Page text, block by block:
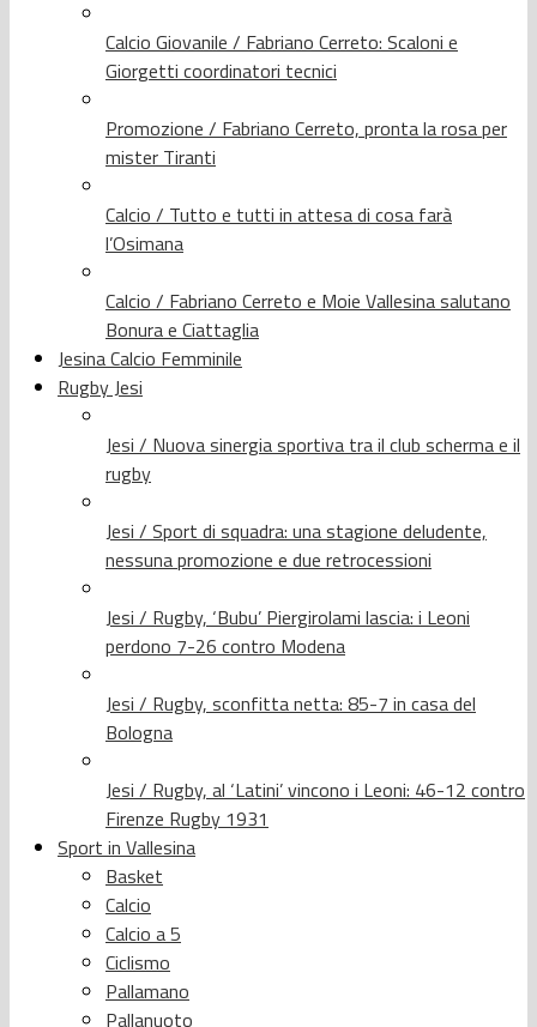
Calcio Giovanile / Fabriano Cerreto: Scaloni e
Giorgetti coordinatori tecnici
Promozione / Fabriano Cerreto, pronta la rosa per
mister Tiranti
Calcio / Tutto e tutti in attesa di cosa farà
l’Osimana
Calcio / Fabriano Cerreto e Moie Vallesina salutano
Bonura e Ciattaglia
Jesina Calcio Femminile
Rugby Jesi
Jesi / Nuova sinergia sportiva tra il club scherma e il
rugby
Jesi / Sport di squadra: una stagione deludente,
nessuna promozione e due retrocessioni
Jesi / Rugby, ‘Bubu’ Piergirolami lascia: i Leoni
perdono 7-26 contro Modena
Jesi / Rugby, sconfitta netta: 85-7 in casa del
Bologna
Jesi / Rugby, al ‘Latini’ vincono i Leoni: 46-12 contro
Firenze Rugby 1931
Sport in Vallesina
Basket
Calcio
Calcio a 5
Ciclismo
Pallamano
Pallanuoto